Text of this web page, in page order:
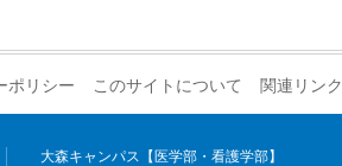
ポリシー このサイトについて 関連リンク
大森キャンパス【医学部・看護学部】